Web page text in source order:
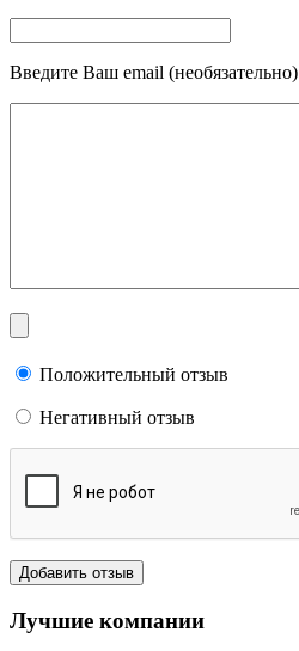
Введите Ваш email (необязательно)
Положительный отзыв
Негативный отзыв
Лучшие компании